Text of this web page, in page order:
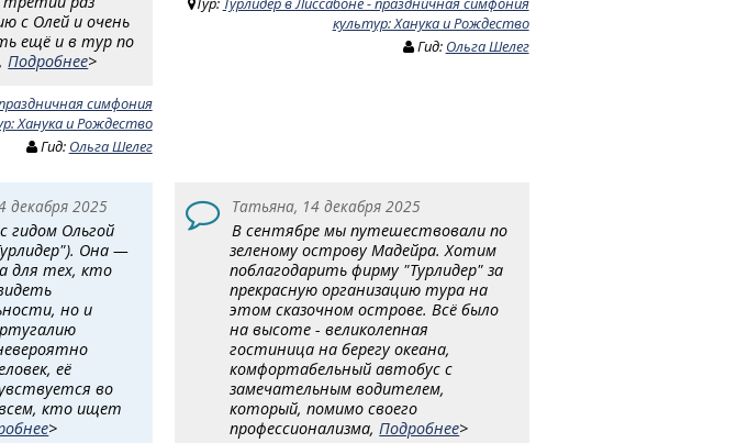
с Олей и очень
ещё и в тур по
Подробнее>
симфония
Ханука и Рождество
Гид: Ольга Шелег
культур: Ханука и Рождество
Гид: Ольга Шелег
декабря 2025
гидом Ольгой
Она —
для тех, кто
но и
её
во
кто ищет
>
Татьяна, 14 декабря 2025
В сентябре мы путешествовали по
зеленому острову Мадейра. Хотим
поблагодарить фирму "Турлидер" за
прекрасную организацию тура на
этом сказочном острове. Всё было
на высоте - великолепная
гостиница на берегу океана,
комфортабельный автобус с
замечательным водителем,
который, помимо своего
профессионализма, Подробнее>